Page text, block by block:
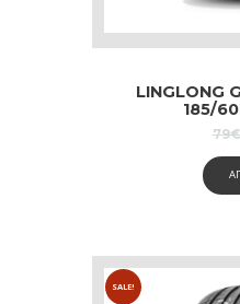
LINGLONG
185/
79€
SALE!